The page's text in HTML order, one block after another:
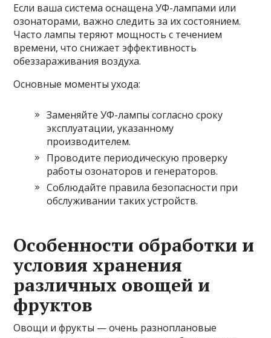
Если ваша система оснащена УФ-лампами или
озонаторами, важно следить за их состоянием.
Часто лампы теряют мощность с течением
времени, что снижает эффективность
обеззараживания воздуха.
Основные моменты ухода:
Заменяйте УФ-лампы согласно сроку
эксплуатации, указанному
производителем.
Проводите периодическую проверку
работы озонаторов и генераторов.
Соблюдайте правила безопасности при
обслуживании таких устройств.
Особенности обработки и
условия хранения
различных овощей и
фруктов
Овощи и фрукты — очень разноплановые